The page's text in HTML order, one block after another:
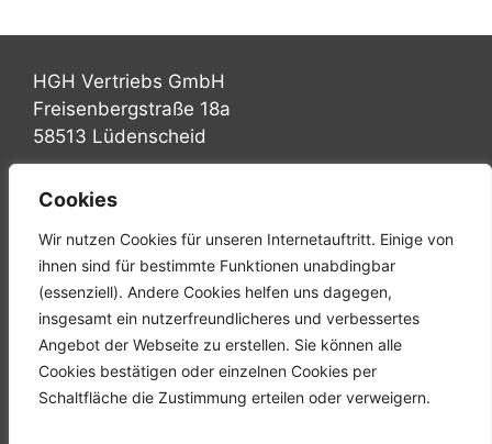
Cookies
Wir nutzen Cookies für unseren Internetauftritt. Einige von
ihnen sind für bestimmte Funktionen unabdingbar
(essenziell). Andere Cookies helfen uns dagegen,
insgesamt ein nutzerfreundlicheres und verbessertes
Angebot der Webseite zu erstellen. Sie können alle
Cookies bestätigen oder einzelnen Cookies per
Schaltfläche die Zustimmung erteilen oder verweigern.
HGH Vertriebs GmbH
Freisenbergstraße 18a
58513 Lüdenscheid
Tel.: +49 (0) 2351 947570
Mail: info@hgh-luedenscheid.de
Startseite
Unternehmen
Karriere
Downloads